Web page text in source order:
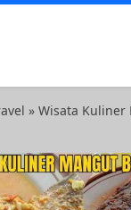
Rental Mobil
» Wisata Kuliner